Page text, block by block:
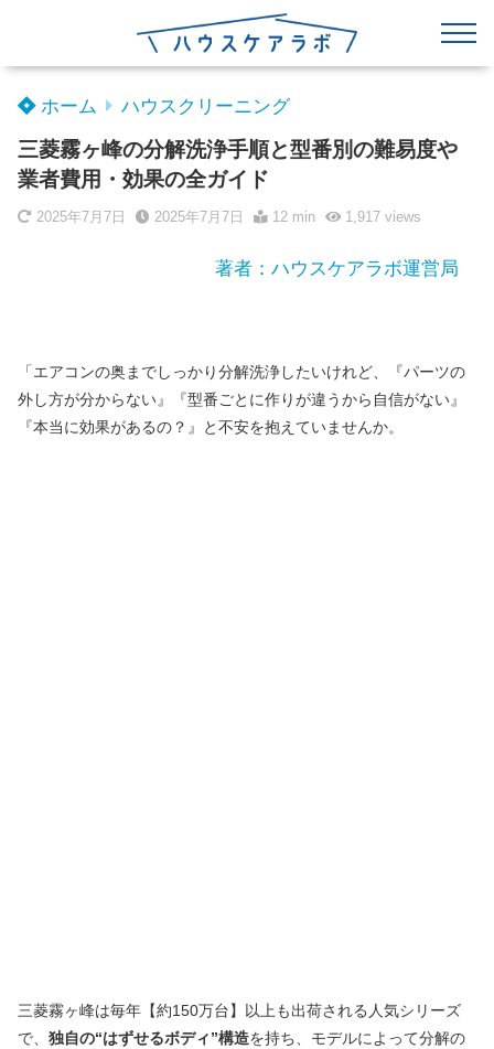
ホーム ハウスクリーニング
三菱霧ヶ峰の分解洗浄手順と型番別の難易度や
業者費用・効果の全ガイド
2025年7月7日 2025年7月7日 12 min 1,917 views
著者：ハウスケアラボ運営局
「エアコンの奥までしっかり分解洗浄したいけれど、『パーツの
外し方が分からない』『型番ごとに作りが違うから自信がない』
『本当に効果があるの？』と不安を抱えていませんか。
三菱霧ヶ峰は毎年【約150万台】以上も出荷される人気シリーズ
で、 独自の“はずせるボディ”構造を持ち、モデルによって分解の